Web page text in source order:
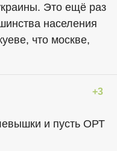
Это ещё раз
населения
что москве,
+3
и пусть ОРТ